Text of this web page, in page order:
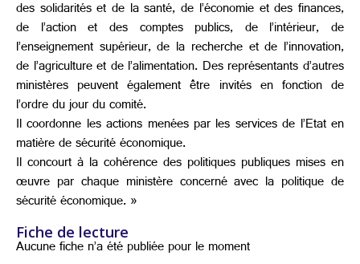
des solidarités et de la santé, de l’économie et des finances,
de l’action et des comptes publics, de l’intérieur, de
l’enseignement supérieur, de la recherche et de l’innovation,
de l’agriculture et de l’alimentation. Des représentants d’autres
ministères peuvent également être invités en fonction de
l’ordre du jour du comité.
Il coordonne les actions menées par les services de l’Etat en
matière de sécurité économique.
Il concourt à la cohérence des politiques publiques mises en
œuvre par chaque ministère concerné avec la politique de
sécurité économique. »
Fiche de lecture
Aucune fiche n’a été publiée pour le moment